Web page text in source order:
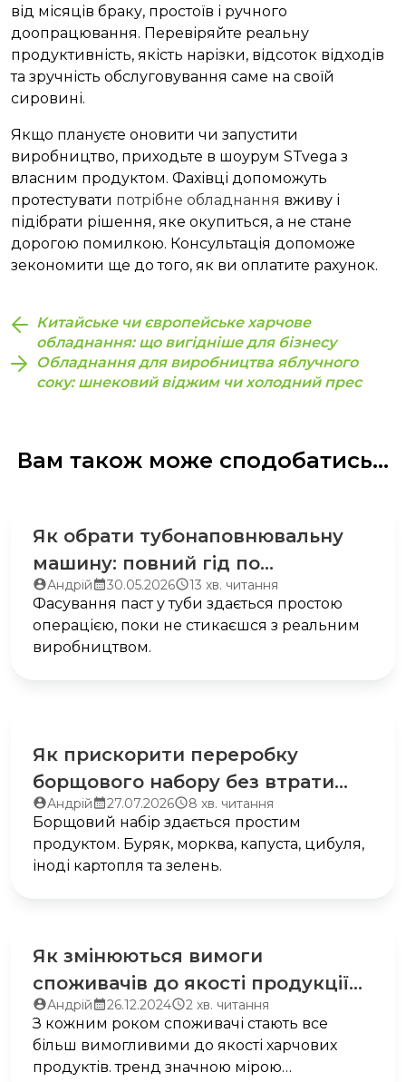
від місяців браку, простоїв і ручного
доопрацювання. Перевіряйте реальну
продуктивність, якість нарізки, відсоток відходів
та зручність обслуговування саме на своїй
сировині.
Якщо плануєте оновити чи запустити
виробництво, приходьте в шоурум STvega з
власним продуктом. Фахівці допоможуть
протестувати потрібне обладнання вживу і
підібрати рішення, яке окупиться, а не стане
дорогою помилкою. Консультація допоможе
зекономити ще до того, як ви оплатите рахунок.
Китайське чи європейське харчове
обладнання: що вигідніше для бізнесу
Обладнання для виробництва яблучного
соку: шнековий віджим чи холодний прес
Вам також може сподобатись...
Як обрати тубонаповнювальну
машину: повний гід по
автоматизації фасування
пастоподібних продуктів
Автор
запису:
АндрійЗапис
опубліковано:
30.05.2026Час
читання:
13 хв. читання
Фасування паст у туби здається простою
операцією, поки не стикаєшся з реальним
виробництвом.
Як прискорити переробку
борщового набору без втрати
якості: огляд реалізованих
виробничих рішень
Автор
запису:
АндрійЗапис
опубліковано:
27.07.2026Час
читання:
8 хв. читання
Борщовий набір здається простим
продуктом. Буряк, морква, капуста, цибуля,
іноді картопля та зелень.
Як змінюються вимоги
споживачів до якості продукції
через вплив інновацій?
Автор
запису:
АндрійЗапис
опубліковано:
26.12.2024Час
читання:
2 хв. читання
З кожним роком споживачі стають все
більш вимогливими до якості харчових
продуктів. тренд значною мірою